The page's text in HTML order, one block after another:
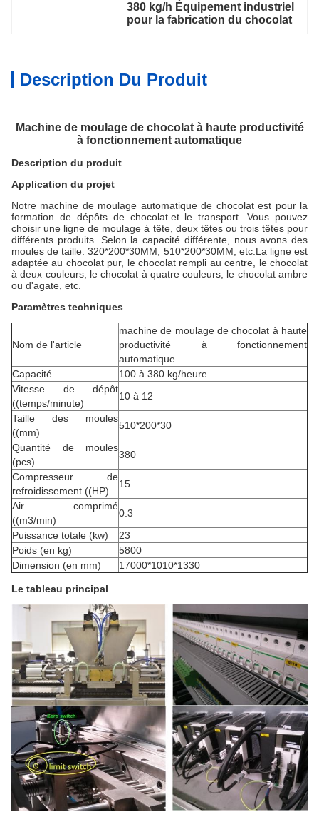
380 kg/h Équipement industriel
pour la fabrication du chocolat
Description Du Produit
Machine de moulage de chocolat à haute productivité
à fonctionnement automatique
Description du produit
Application du projet
Notre machine de moulage automatique de chocolat est pour la
formation de dépôts de chocolat.et le transport. Vous pouvez
choisir une ligne de moulage à tête, deux têtes ou trois têtes pour
différents produits. Selon la capacité différente, nous avons des
moules de taille: 320*200*30MM, 510*200*30MM, etc.La ligne est
adaptée au chocolat pur, le chocolat rempli au centre, le chocolat
à deux couleurs, le chocolat à quatre couleurs, le chocolat ambre
ou d'agate, etc.
Paramètres techniques
Nom de l'article
machine de moulage de chocolat à haute
productivité à fonctionnement
automatique
Capacité
100 à 380 kg/heure
Vitesse de dépôt
((temps/minute)
10 à 12
Taille des moules
((mm)
510*200*30
Quantité de moules
(pcs)
380
Compresseur de
refroidissement ((HP)
15
Air comprimé
((m3/min)
0.3
Puissance totale (kw)
23
Poids (en kg)
5800
Dimension (en mm)
17000*1010*1330
Le tableau principal